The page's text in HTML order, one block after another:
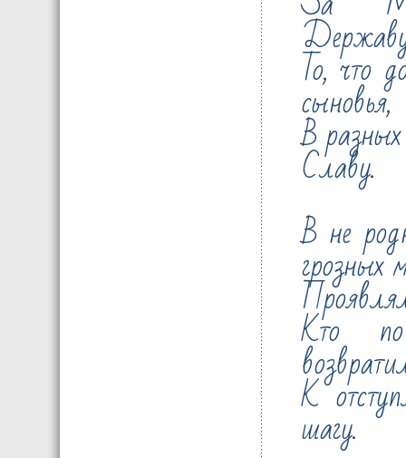
То, что
сыновья,
В
Славу.
В не
грозных
Кто
К
шагу.